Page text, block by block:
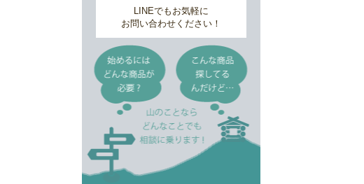
LINEでもお気軽に
お問い合わせください！